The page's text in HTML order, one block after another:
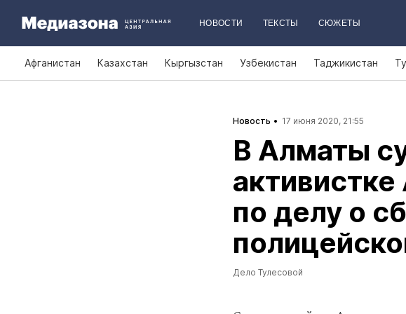
НОВОСТИ ТЕКСТЫ СЮЖЕТЫ
Афганистан Казахстан Кыргызстан Узбекистан Таджикистан
Новость 17 июня 2020, 21:55
В Алматы
по делу о
Дело Тулесовой